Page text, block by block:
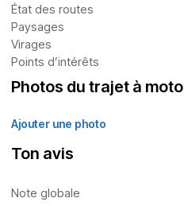
État des routes
Paysages
Virages
Points d’intérêts
Photos du trajet à moto
Ajouter une photo
Ton avis
Note globale